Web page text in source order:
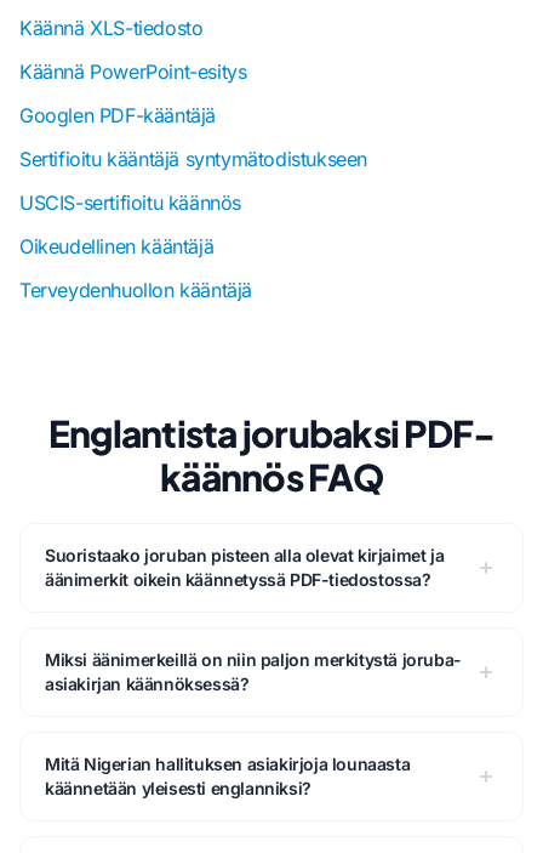
Käännä XLS-tiedosto
Käännä PowerPoint-esitys
Googlen PDF-kääntäjä
Sertifioitu kääntäjä syntymätodistukseen
USCIS-sertifioitu käännös
Oikeudellinen kääntäjä
Terveydenhuollon kääntäjä
Englantista jorubaksi PDF-
käännös FAQ
Suoristaako joruban pisteen alla olevat kirjaimet ja
äänimerkit oikein käännetyssä PDF-tiedostossa?
Miksi äänimerkeillä on niin paljon merkitystä joruba-
asiakirjan käännöksessä?
Mitä Nigerian hallituksen asiakirjoja lounaasta
käännetään yleisesti englanniksi?